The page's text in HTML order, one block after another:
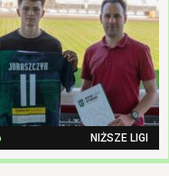
NIŻSZE LIGI